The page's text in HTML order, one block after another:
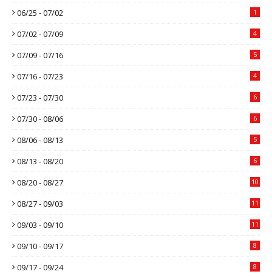
06/25 - 07/02 1
07/02 - 07/09 4
07/09 - 07/16 5
07/16 - 07/23 4
07/23 - 07/30 6
07/30 - 08/06 6
08/06 - 08/13 5
08/13 - 08/20 6
08/20 - 08/27 10
08/27 - 09/03 11
09/03 - 09/10 11
09/10 - 09/17 8
09/17 - 09/24 8